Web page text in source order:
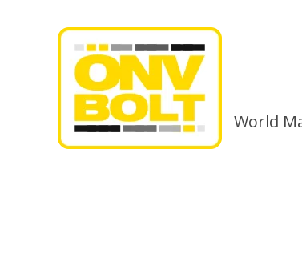
World